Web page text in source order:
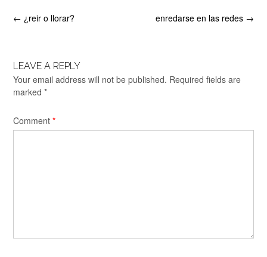
Post
enredarse en las redes →
← ¿reir o llorar?
LEAVE A REPLY
Your email address will not be published. Required fields are
marked *
Comment *